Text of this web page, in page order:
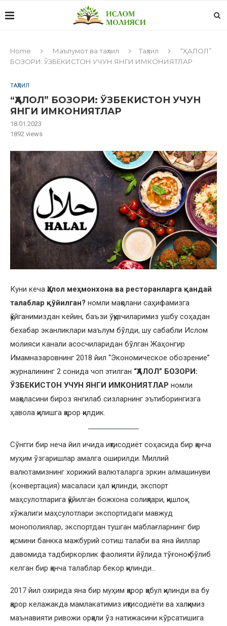
Home Маълумот ва таҳлил Таҳлил
“ҲАЛОЛ”
БОЗОРИ: ЎЗБЕКИСТОН УЧУН ЯНГИ ИМКОНИЯТЛАР
ТАҲЛИЛ
“ҲАЛОЛ” БОЗОРИ: ЎЗБЕКИСТОН УЧУН
ЯНГИ ИМКОНИЯТЛАР
18.01.2023
1892 views
Куни кеча Ҳалол меҳмонхона ва ресторанларга қандай
талаблар қўйилган? номли мақолани саҳифамизга
қўйганимиздан кейин, баъзи ўқувчиларимиз ушбу соҳадан
бехабар эканликлари маълум бўлди, шу сабабли Ислом
молияси канали асосчиларидан бўлган Жаҳонгир
Имамназаровнинг 2018 йил “Экономическое обозрение”
журналининг 2 сонида чоп этилган “ҲАЛОЛ” БОЗОРИ:
ЎЗБЕКИСТОН УЧУН ЯНГИ ИМКОНИЯТЛАР номли
мақоласини бироз янгилаб сизларнинг эътиборингизга
ҳавола қилишга қарор қилдик.
Сўнгги бир неча йил ичида иқтисодиёт соҳасида бир қанча
муҳим ўзгаришлар амалга оширилди. Миллий
валютамизнинг хорижий валюталарга эркин алмашинуви
(конвертация) масаласи ҳал қилинди, экспорт
маҳсулотларига қўйилган божхона солиқлари, қишлоқ
хўжалиги маҳсулотлари экспортидаги мавжуд
монополиялар, экспортдан тушган маблағларнинг бир
қисмини банкка мажбурий сотиш талаби ва яна йиллар
давомида тадбиркорлик фаолияти йўлида тўғоноқ бўлиб
келган бир қанча талаблар бекор қилинди…
2017 йил охирида яна бир муҳим қарор қабул қилинди ва бу
қарор келажакда мамлакатимиз иқтисодиёти ва халқимиз
маънавияти ривожи орқали ўз натижасини кўрсатишига